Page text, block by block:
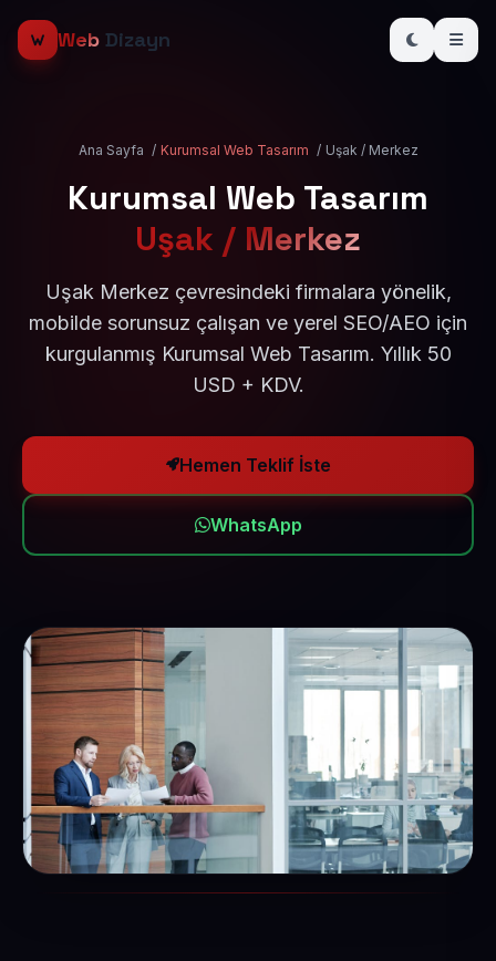
Web Dizayn
Ana Sayfa / Kurumsal Web Tasarım / Uşak / Merkez
Kurumsal Web Tasarım
Uşak / Merkez
Uşak Merkez çevresindeki firmalara yönelik,
mobilde sorunsuz çalışan ve yerel SEO/AEO için
kurgulanmış Kurumsal Web Tasarım. Yıllık 50
USD + KDV.
Hemen Teklif İste
WhatsApp